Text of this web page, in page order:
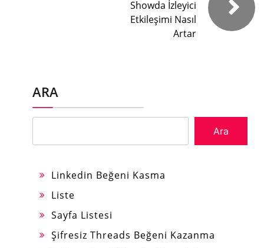
Showda İzleyici
Etkileşimi Nasıl
Artar
ARA
Ara
Linkedin Beğeni Kasma
Liste
Sayfa Listesi
Şifresiz Threads Beğeni Kazanma